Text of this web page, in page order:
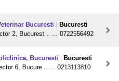
Bucuresti
Bucuresti
2, Bucurest .. ... 0722556492
Bucuresti
Bucuresti
6, Bucure .. ... 0213113810